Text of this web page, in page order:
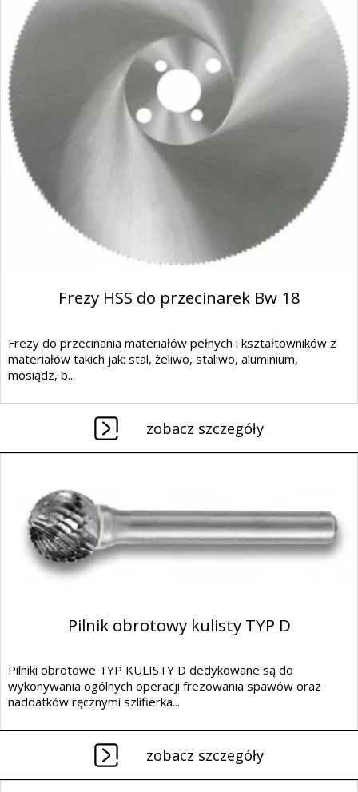
Frezy HSS do przecinarek Bw 18
Frezy do przecinania materiałów pełnych i kształtowników z
materiałów takich jak: stal, żeliwo, staliwo, aluminium,
mosiądz, b...
zobacz szczegóły
Pilnik obrotowy kulisty TYP D
Pilniki obrotowe TYP KULISTY D dedykowane są do
wykonywania ogólnych operacji frezowania spawów oraz
naddatków ręcznymi szlifierka...
zobacz szczegóły